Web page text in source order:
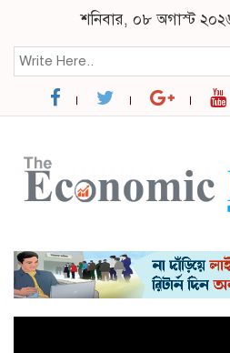
শনিবার, ০৮ অগাস্ট